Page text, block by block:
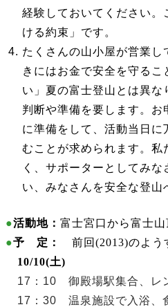
経験しておいてください。
ける約束」です。
たくさんの山小屋が営業し
きにはお金で安全を守るこ
い」夏の富士登山とは異な
判断や準備を要します。お
に準備をして、活動当日に
むことが求められます。私
く、サポーターとしてみ
い、みなさんを安全な登山
●活動地： 富士宮口から富士山
●予 定： 前回(2013)のよ
10/10(土)
17：10 御殿場駅集合、レ
17：30 温泉施設で入浴、